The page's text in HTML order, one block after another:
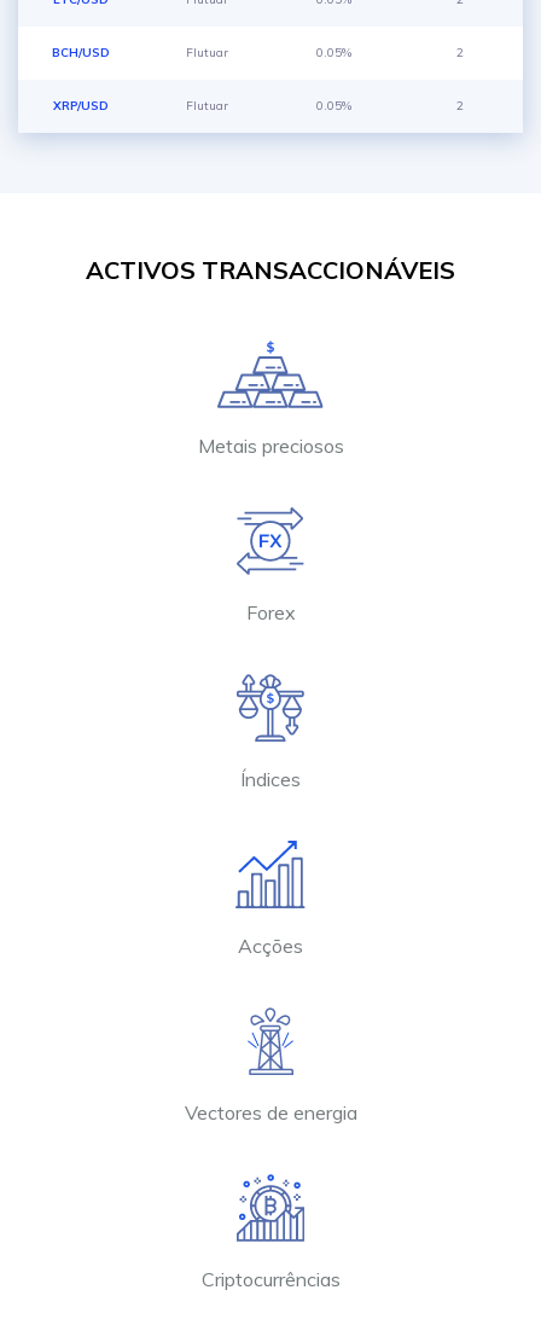
BCH/USD Flutuar 0.05% 2
XRP/USD Flutuar 0.05% 2
ACTIVOS TRANSACCIONÁVEIS
Metais preciosos
Forex
Índices
Acções
Vectores de energia
Criptocurrências